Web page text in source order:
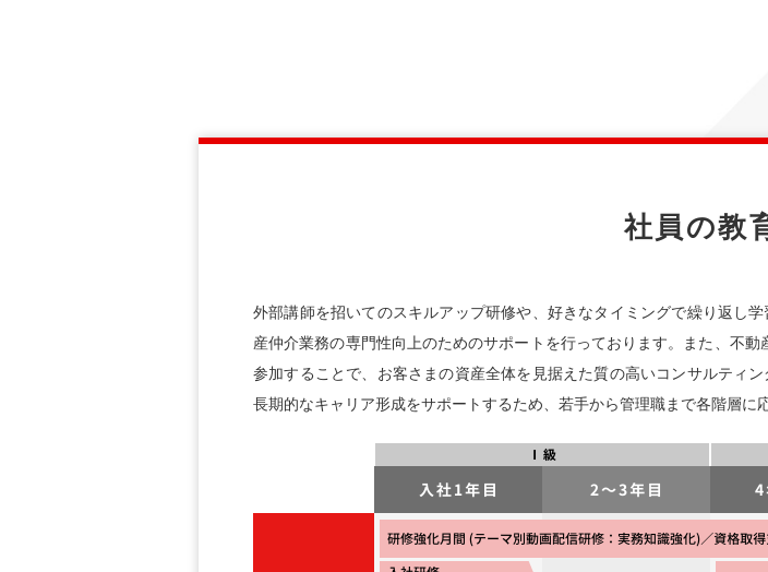
社員の教
外部講師を招いてのスキルアップ研修や、好きなタイミングで繰り返し
産仲介業務の専門性向上のためのサポートを行っております。また、不
参加することで、お客さまの資産全体を見据えた質の高いコンサルティ
長期的なキャリア形成をサポートするため、若手から管理職まで各階層に